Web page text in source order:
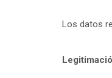
Los datos